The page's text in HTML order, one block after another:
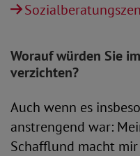
Worauf würden Sie
verzichten?
Auch wenn es
anstrengend war:
Schafflund macht